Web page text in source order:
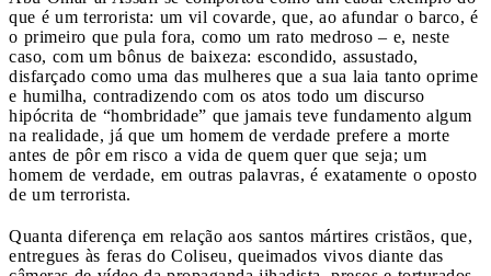
que é um terrorista: um vil covarde, que, ao afundar o barco, é
o primeiro que pula fora, como um rato medroso – e, neste
caso, com um bônus de baixeza: escondido, assustado,
disfarçado como uma das mulheres que a sua laia tanto oprime
e humilha, contradizendo com os atos todo um discurso
hipócrita de “hombridade” que jamais teve fundamento algum
na realidade, já que um homem de verdade prefere a morte
antes de pôr em risco a vida de quem quer que seja; um
homem de verdade, em outras palavras, é exatamente o oposto
de um terrorista.
Quanta diferença em relação aos santos mártires cristãos, que,
entregues às feras do Coliseu, queimados vivos diante das